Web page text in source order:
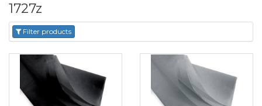
1727z
Filter products